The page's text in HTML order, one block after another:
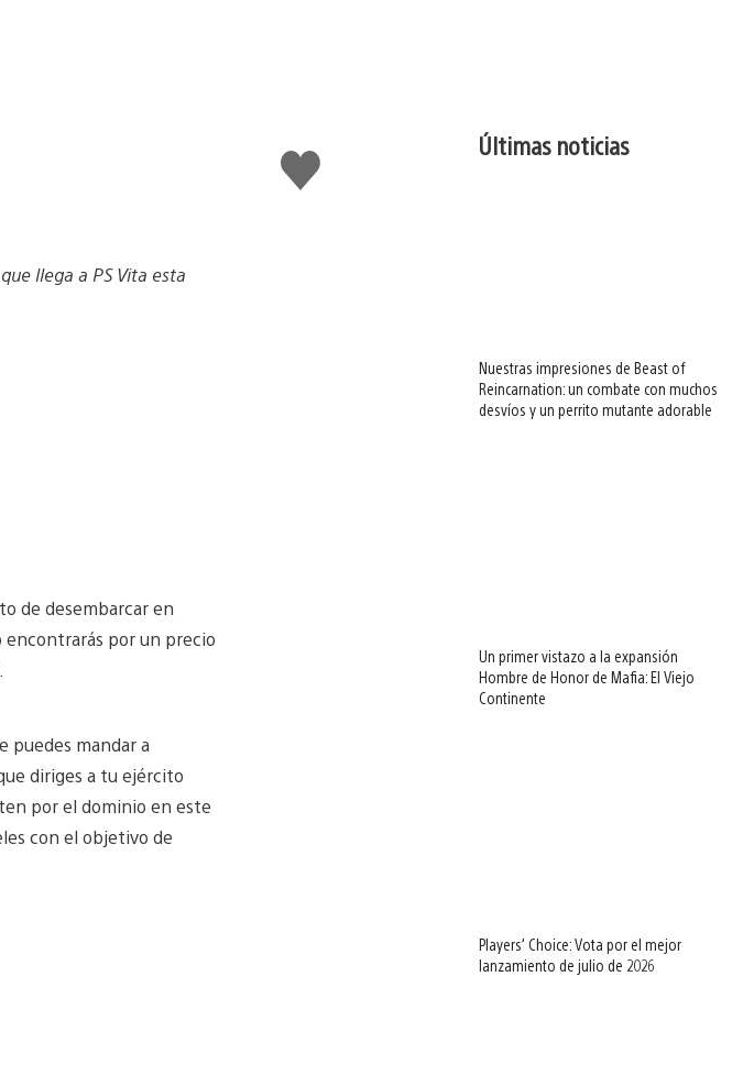
Me
gusta
llega a PS Vita esta
de desembarcar en
encontrarás por un precio
puedes mandar a
diriges a tu ejército
por el dominio en este
con el objetivo de
Últimas noticias
Nuestras impresiones de Beast of
Reincarnation: un combate con muchos
desvíos y un perrito mutante adorable
Un primer vistazo a la expansión
Hombre de Honor de Mafia: El Viejo
Continente
Players’ Choice: Vota por el mejor
lanzamiento de julio de 2026